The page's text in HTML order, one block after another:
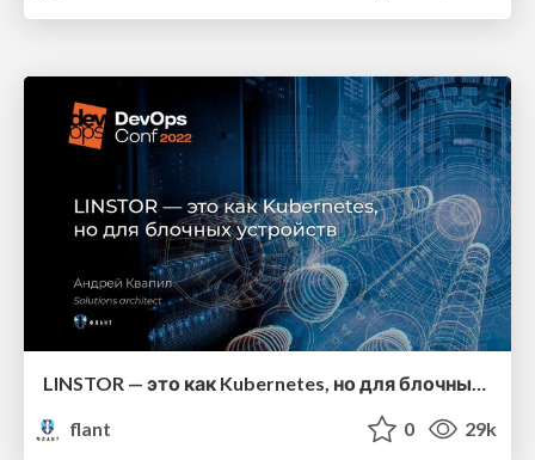
LINSTOR — это как Kubernetes, но для блочных устройств
flant
0 29k